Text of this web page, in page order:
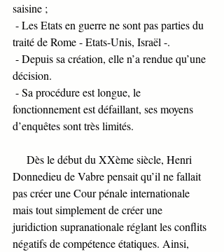
saisine ;
traité de Rome - Etats-Unis, Israël -.
décision.
fonctionnement est défaillant, ses moyens
d’enquêtes sont très limités.
Donnedieu de Vabre pensait qu’il ne fallait
pas créer une Cour pénale internationale
mais tout simplement de créer une
juridiction supranationale réglant les conflits
négatifs de compétence étatiques. Ainsi,